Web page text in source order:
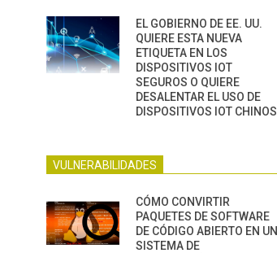
EL GOBIERNO DE EE. UU.
QUIERE ESTA NUEVA
ETIQUETA EN LOS
DISPOSITIVOS IOT
SEGUROS O QUIERE
DESALENTAR EL USO DE
DISPOSITIVOS IOT CHINOS
VULNERABILIDADES
CÓMO CONVIRTIR
PAQUETES DE SOFTWARE
DE CÓDIGO ABIERTO EN UN
SISTEMA DE